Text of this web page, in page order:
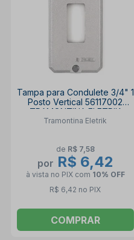
Tampa para Condulete 3/4" 1
Posto Vertical 56117002
TRAMONTINA ELETRIK
Tramontina Eletrik
de R$ 7,58
por R$ 6,42
à vista no PIX com 10% OFF
R$ 6,42 no PIX
COMPRAR